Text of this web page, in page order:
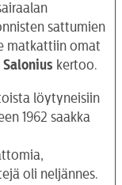
sattumien
matkattiin omat
Salonius kertoo.
löytyneisiin
1962 saakka
oli neljännes.